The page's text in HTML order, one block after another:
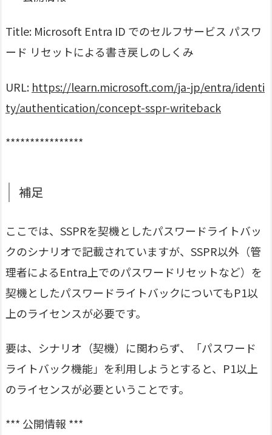
Title: Microsoft Entra ID でのセルフサービス パスワ
ード リセットによる書き戻しのしくみ
URL: https://learn.microsoft.com/ja-jp/entra/identi
ty/authentication/concept-sspr-writeback
****************
補足
ここでは、SSPRを契機としたパスワードライトバッ
クのシナリオで記載されていますが、SSPR以外（管
理者によるEntra上でのパスワードリセットなど）を
契機としたパスワードライトバックについてもP1以
上のライセンスが必要です。
要は、シナリオ（契機）に関わらず、「パスワード
ライトバック機能」を利用しようとすると、P1以上
のライセンスが必要ということです。
*** 公開情報 ***